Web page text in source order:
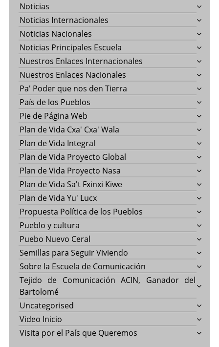
Noticias
Noticias Internacionales
Noticias Nacionales
Noticias Principales Escuela
Nuestros Enlaces Internacionales
Nuestros Enlaces Nacionales
Pa' Poder que nos den Tierra
País de los Pueblos
Pie de Página Web
Plan de Vida Cxa' Cxa' Wala
Plan de Vida Integral
Plan de Vida Proyecto Global
Plan de Vida Proyecto Nasa
Plan de Vida Sa't Fxinxi Kiwe
Plan de Vida Yu' Lucx
Propuesta Política de los Pueblos
Pueblo y cultura
Puebo Nuevo Ceral
Semillas para Seguir Viviendo
Sobre la Escuela de Comunicación
Tejido de Comunicación ACIN, Ganador del
Bartolomé
Uncategorised
Video Inicio
Visita por el País que Queremos